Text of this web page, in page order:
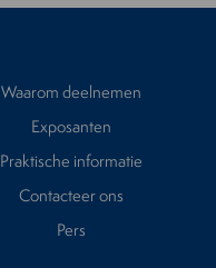
Waarom deelnemen
Exposanten
Praktische informatie
Contacteer ons
Pers